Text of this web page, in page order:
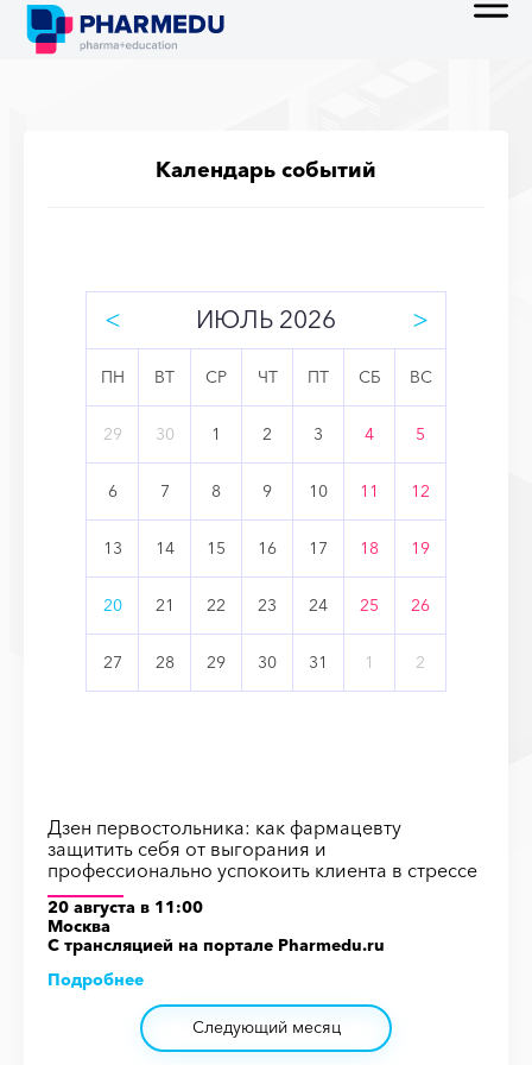
Календарь событий
< ИЮЛЬ 2026 >
ПН ВТ СР ЧТ ПТ СБ ВС
29 30 1 2 3 4 5
6 7 8 9 10 11 12
13 14 15 16 17 18 19
20 21 22 23 24 25 26
27 28 29 30 31 1 2
Дзен первостольника: как фармацевту
защитить себя от выгорания и
профессионально успокоить клиента в стрессе
20 августа в 11:00
Москва
С трансляцией на порталe Pharmedu.ru
Подробнее
Следующий месяц